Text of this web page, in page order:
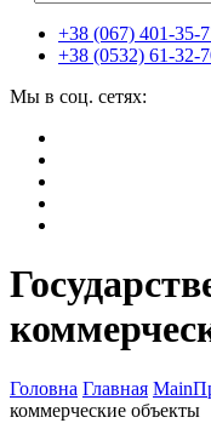
+38 (067) 401-35-
+38 (0532) 61-32-
Мы в соц. сетях:
Головна Главная Main
коммерческие объекты